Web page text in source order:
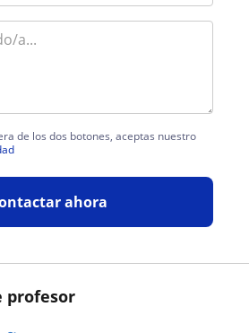
profesor
de los dos botones, aceptas nuestro
ahora